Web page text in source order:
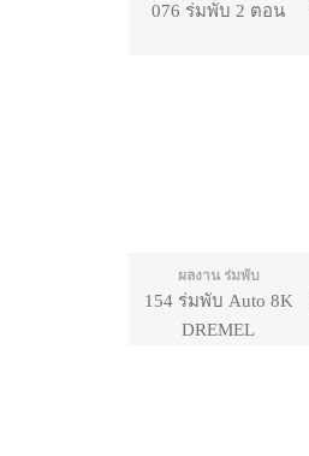
076 ร่มพับ 2 ตอน
ผลงาน ร่มพับ
154 ร่มพับ Auto 8K
DREMEL